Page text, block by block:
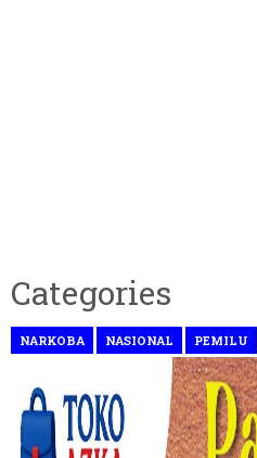
Categories
NARKOBA NASIONAL PEMILU